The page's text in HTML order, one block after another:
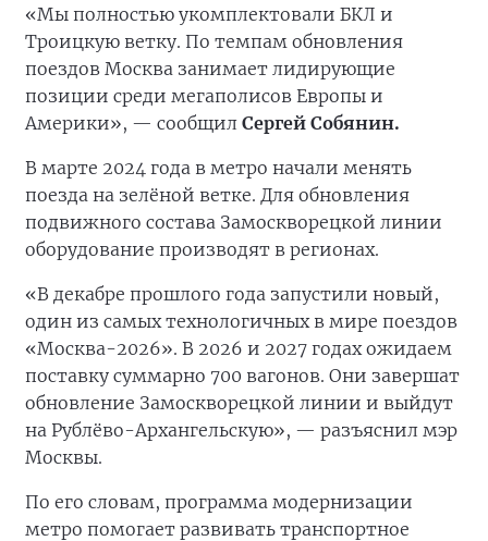
«Мы полностью укомплектовали БКЛ и
Троицкую ветку. По темпам обновления
поездов Москва занимает лидирующие
позиции среди мегаполисов Европы и
Америки», — сообщил Сергей Собянин.
В марте 2024 года в метро начали менять
поезда на зелёной ветке. Для обновления
подвижного состава Замоскворецкой линии
оборудование производят в регионах.
«В декабре прошлого года запустили новый,
один из самых технологичных в мире поездов
«Москва-2026». В 2026 и 2027 годах ожидаем
поставку суммарно 700 вагонов. Они завершат
обновление Замоскворецкой линии и выйдут
на Рублёво-Архангельскую», — разъяснил мэр
Москвы.
По его словам, программа модернизации
метро помогает развивать транспортное